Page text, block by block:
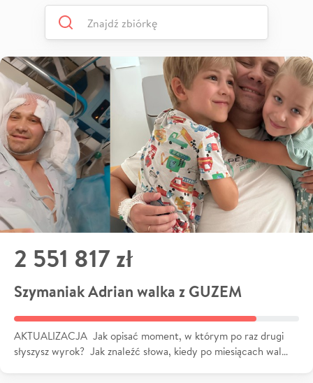
2 551 817 zł
Szymaniak Adrian walka z GUZEM
AKTUALIZACJA Jak opisać moment, w którym po raz drugi
słyszysz wyrok? Jak znaleźć słowa, kiedy po miesiącach wal…